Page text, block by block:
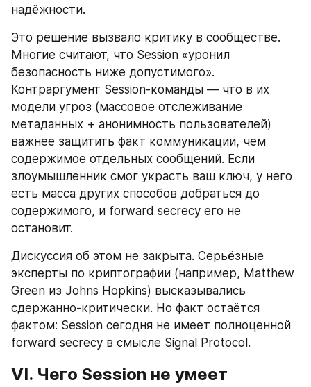
надёжности.
Это решение вызвало критику в сообществе.
Многие считают, что Session «уронил
безопасность ниже допустимого».
Контраргумент Session-команды — что в их
модели угроз (массовое отслеживание
метаданных + анонимность пользователей)
важнее защитить факт коммуникации, чем
содержимое отдельных сообщений. Если
злоумышленник смог украсть ваш ключ, у него
есть масса других способов добраться до
содержимого, и forward secrecy его не
остановит.
Дискуссия об этом не закрыта. Серьёзные
эксперты по криптографии (например, Matthew
Green из Johns Hopkins) высказывались
сдержанно-критически. Но факт остаётся
фактом: Session сегодня не имеет полноценной
forward secrecy в смысле Signal Protocol.
VI. Чего Session не умеет